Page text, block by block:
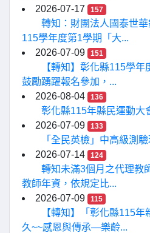
2026-07-17
157
轉知：財團法人國泰世
115學年度第1學期「大...
2026-07-09
151
【轉知】彰化縣115學年
鼓勵踴躍報名參加，...
2026-08-04
136
彰化縣115年縣民運動大
2026-07-09
133
「全民英檢」中高級測
2026-07-14
124
轉知未滿3個月之代理教
教師年資，依規定比...
2026-07-09
115
【轉知】「彰化縣115
久~~感恩與傳承—樂齡...